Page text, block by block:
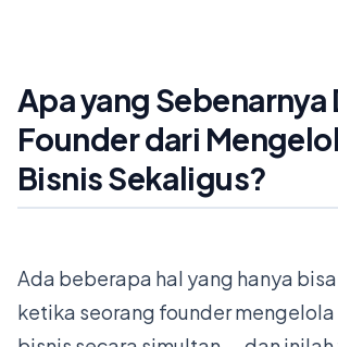
Apa yang
Founder dari
Bisnis Sekaligus?
Ada beberapa hal yang hanya
ketika seorang founder